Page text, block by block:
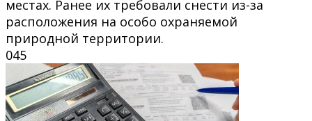
местах. Ранее их требовали снести из-за
расположения на особо охраняемой
природной территории.
045